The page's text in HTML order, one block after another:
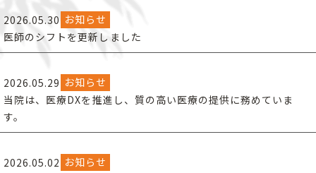
2026.05.30 お知らせ
医師のシフトを更新しました
2026.05.29 お知らせ
当院は、医療DXを推進し、質の高い医療の提供に務めていま
す。
2026.05.02 お知らせ